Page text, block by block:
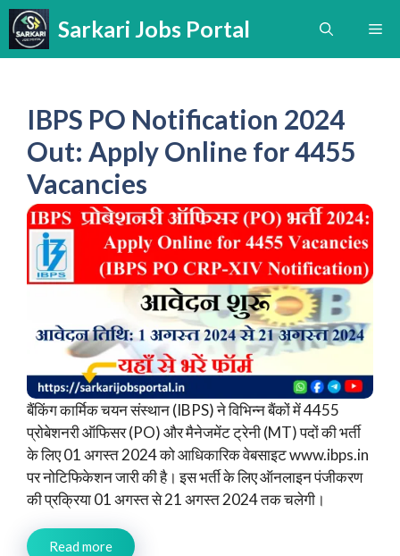
Skip
to
content
Sarkari Jobs Portal
IBPS PO Notification 2024
Out: Apply Online for 4455
Vacancies
बैंकिंग कार्मिक चयन संस्थान (IBPS) ने विभिन्न बैंकों में 4455
प्रोबेशनरी ऑफिसर (PO) और मैनेजमेंट ट्रेनी (MT) पदों की भर्ती
के लिए 01 अगस्त 2024 को आधिकारिक वेबसाइट www.ibps.in
पर नोटिफिकेशन जारी की है। इस भर्ती के लिए ऑनलाइन पंजीकरण
की प्रक्रिया 01 अगस्त से 21 अगस्त 2024 तक चलेगी।
Read more